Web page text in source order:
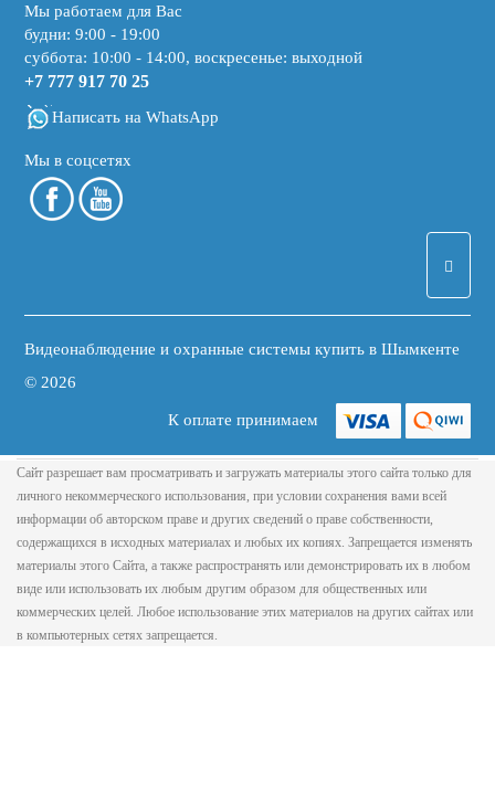
Мы работаем для Вас
будни: 9:00 - 19:00
суббота: 10:00 - 14:00, воскресенье: выходной
+7 777 917 70 25
Написать на WhatsApp
Мы в соцсетях
Видеонаблюдение и охранные системы купить в Шымкенте
© 2026
К оплате принимаем
Сайт разрешает вам просматривать и загружать материалы этого сайта только для
личного некоммерческого использования, при условии сохранения вами всей
информации об авторском праве и других сведений о праве собственности,
содержащихся в исходных материалах и любых их копиях. Запрещается изменять
материалы этого Сайта, а также распространять или демонстрировать их в любом
виде или использовать их любым другим образом для общественных или
коммерческих целей. Любое использование этих материалов на других сайтах или
в компьютерных сетях запрещается.